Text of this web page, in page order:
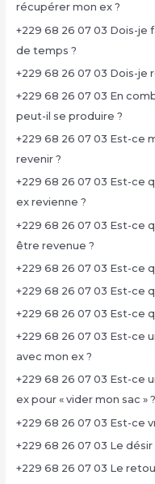
récupérer mon ex ?
+229 68 26 07 03 Dois-je
de temps ?
+229 68 26 07 03 Dois-je
+229 68 26 07 03 En
peut-il se produire ?
+229 68 26 07 03 Est-ce
revenir ?
+229 68 26 07 03 Est-ce
ex revienne ?
+229 68 26 07 03 Est-ce
être revenue ?
+229 68 26 07 03 Est-ce
+229 68 26 07 03 Est-ce
+229 68 26 07 03 Est-ce
+229 68 26 07 03 Est-ce
avec mon ex ?
+229 68 26 07 03 Est-ce
ex pour « vider mon sac » ?
+229 68 26 07 03 Est-ce
+229 68 26 07 03 Le
+229 68 26 07 03 Le